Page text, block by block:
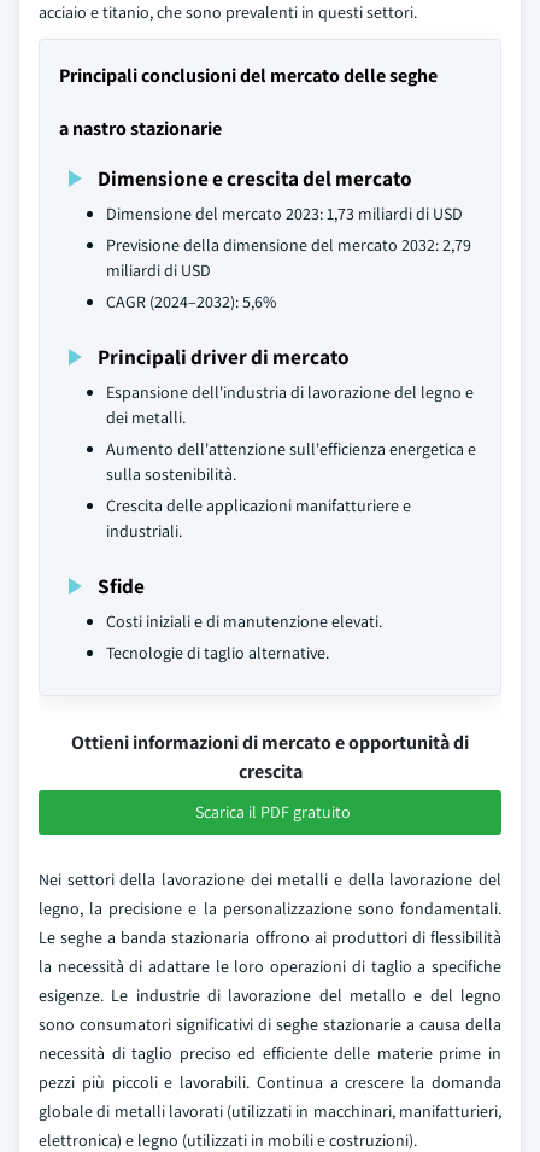
acciaio e titanio, che sono prevalenti in questi settori.
Principali conclusioni del mercato delle seghe
a nastro stazionarie
Dimensione e crescita del mercato
Dimensione del mercato 2023: 1,73 miliardi di USD
Previsione della dimensione del mercato 2032: 2,79
miliardi di USD
CAGR (2024–2032): 5,6%
Principali driver di mercato
Espansione dell'industria di lavorazione del legno e
dei metalli.
Aumento dell'attenzione sull'efficienza energetica e
sulla sostenibilità.
Crescita delle applicazioni manifatturiere e
industriali.
Sfide
Costi iniziali e di manutenzione elevati.
Tecnologie di taglio alternative.
Ottieni informazioni di mercato e opportunità di
crescita
Scarica il PDF gratuito
Nei settori della lavorazione dei metalli e della lavorazione del
legno, la precisione e la personalizzazione sono fondamentali.
Le seghe a banda stazionaria offrono ai produttori di flessibilità
la necessità di adattare le loro operazioni di taglio a specifiche
esigenze. Le industrie di lavorazione del metallo e del legno
sono consumatori significativi di seghe stazionarie a causa della
necessità di taglio preciso ed efficiente delle materie prime in
pezzi più piccoli e lavorabili. Continua a crescere la domanda
globale di metalli lavorati (utilizzati in macchinari, manifatturieri,
elettronica) e legno (utilizzati in mobili e costruzioni).